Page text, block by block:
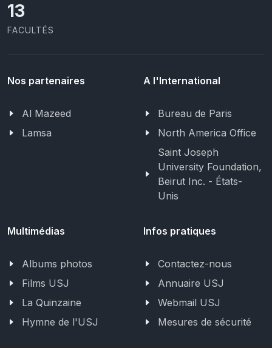
13
FACULTÉS
Nos partenaires
Al Mazeed
Lamsa
A l'International
Bureau de Paris
North America Office
Saint Joseph
University Foundation,
Beirut Inc. - États-
Unis
Multimédias
Albums photos
Films USJ
La Quinzaine
Hymne de l'USJ
Infos pratiques
Contactez-nous
Annuaire USJ
Webmail USJ
Mesures de sécurité